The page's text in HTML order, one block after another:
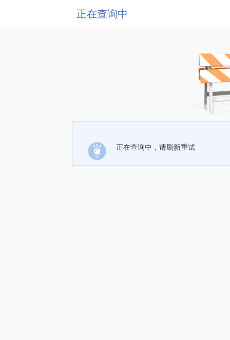
正在查询中
正在查询中，请刷新重试